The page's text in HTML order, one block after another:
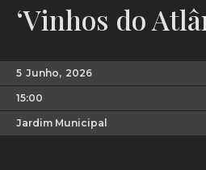
VALE DO MINHO MINHO MUNDO
VILA PRAIA DE ÂNCORA
‘Vinhos do
5 Junho, 2026
15:00
Jardim Municipal